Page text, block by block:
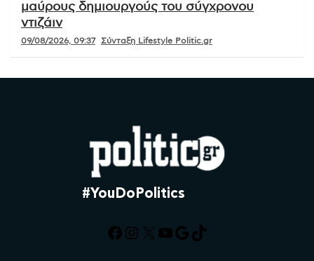
μαύρους δημιουργούς του σύγχρονου
ντιζάιν
09/08/2026, 09:37 Σύνταξη Lifestyle Politic.gr
#YouDoPolitics
Facebook
Instagram
X YouTube
Google
TikTok